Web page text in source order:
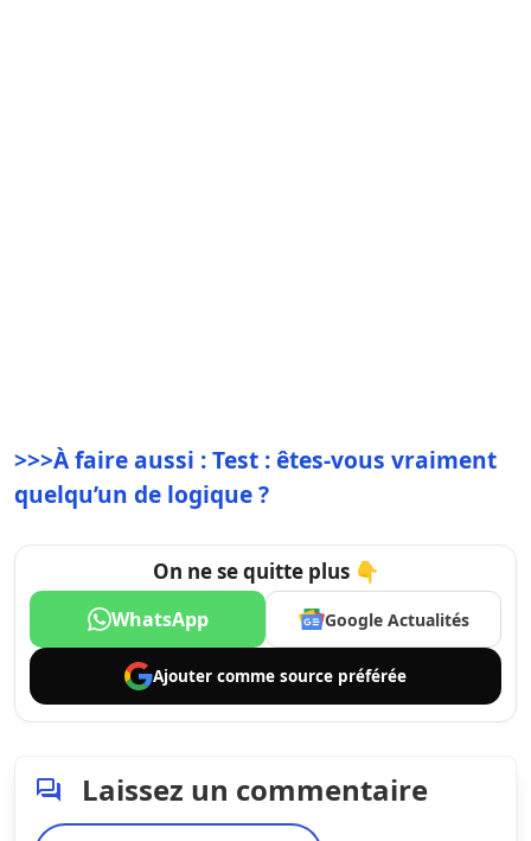
>>>À faire aussi : Test : êtes-vous vraiment
quelqu’un de logique ?
On ne se quitte plus 👇
WhatsApp Google Actualités
Ajouter comme source préférée
Laissez un commentaire